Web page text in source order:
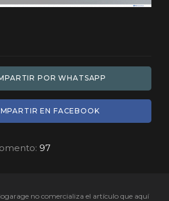
POR WHATSAPP
EN FACEBOOK
97
no comercializa el artículo que aquí